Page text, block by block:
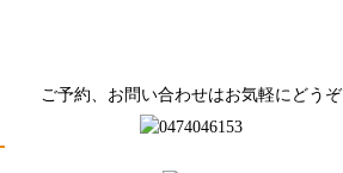
ご予約、お問い合わせはお気軽にどうぞ